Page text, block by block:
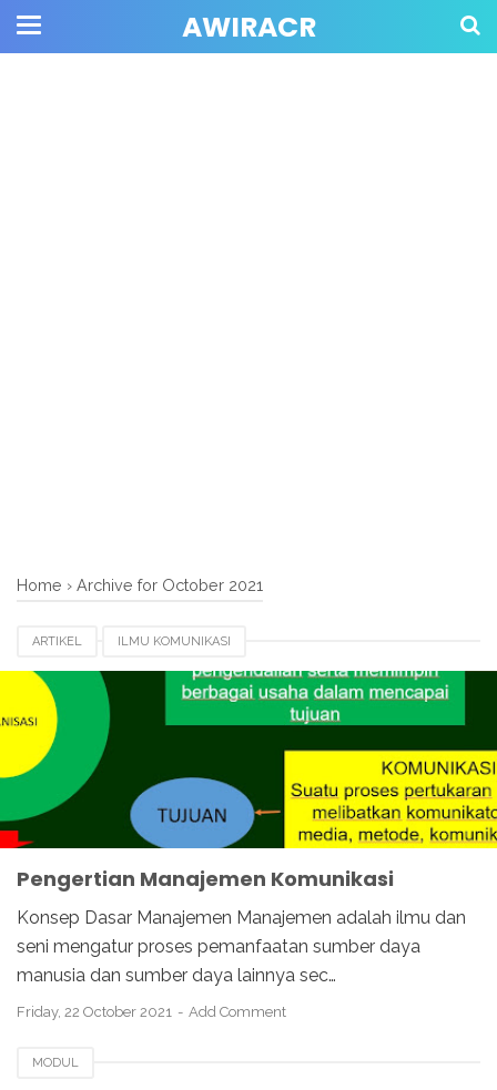
AWIRACR
Home › Archive for October 2021
ARTIKEL ILMU KOMUNIKASI
Pengertian Manajemen Komunikasi
Konsep Dasar Manajemen Manajemen adalah ilmu dan
seni mengatur proses pemanfaatan sumber daya
manusia dan sumber daya lainnya sec…
Friday, 22 October 2021 Add Comment
MODUL